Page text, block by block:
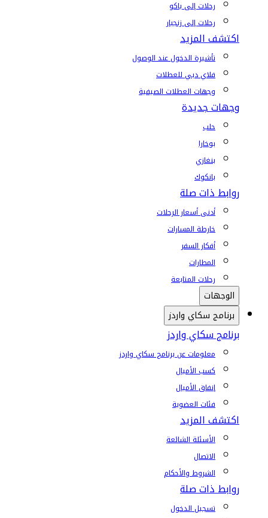
رحلات إلى باكو
رحلات إلى زنجبار
اكتشف المزيد
تأشيرة الدخول عند الوصول
فلاي دبي للعطلات
وجهات العطلات الصيفية
وجهات جديدة
حلب
بوخارا
بنغازي
بانكوك
روابط ذات صلة
أدنى أسعار الرحلات
خارطة المسارات
أفكار السفر
المطارات
رحلات المتابعة
الوجهات
برنامج سكاي واردز
برنامج سكاي واردز
معلومات عن برنامج سكاي واردز
كسب الأميال
إنفاق الأميال
فئات العضوية
اكتشف المزيد
الأسئلة الشائعة
الاتصال
الشروط والأحكام
روابط ذات صلة
تسجيل الدخول